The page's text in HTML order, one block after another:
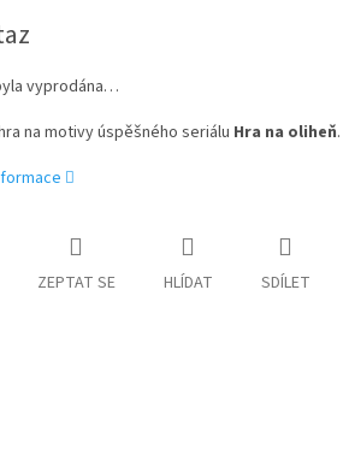
vyprodána…
na motivy úspěšného seriálu Hra na oliheň.
ZEPTAT SE HLÍDAT SDÍLET